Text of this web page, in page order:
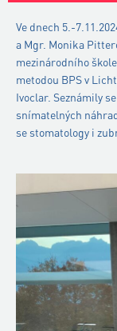
Ve dnech 5.-
a Mgr. Monika
mezinárodního
metodou BPS v
Ivoclar. Seznámily
snímatelných
se stomatology i